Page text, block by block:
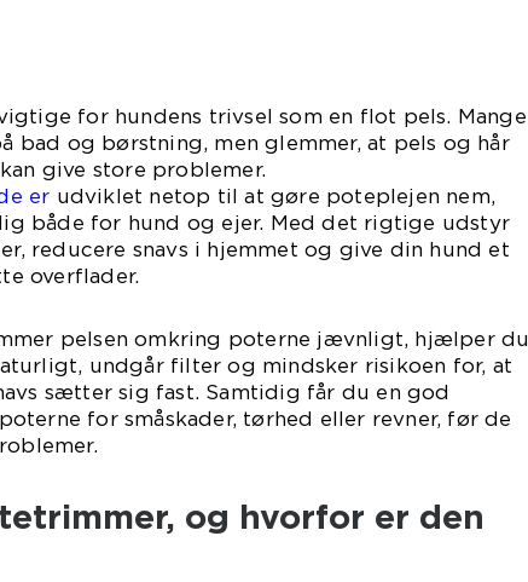
for hundens trivsel som en flot pels. Mange
bad og børstning, men glemmer, at pels og hår
give store problemer.
er udviklet netop til at gøre poteplejen nem,
både for hund og ejer. Med det rigtige udstyr
reducere snavs i hjemmet og give din hund et
overflader.
pelsen omkring poterne jævnligt, hjælper du
undgår filter og mindsker risikoen for, at
sætter sig fast. Samtidig får du en god
for småskader, tørhed eller revner, før de
og hvorfor er den